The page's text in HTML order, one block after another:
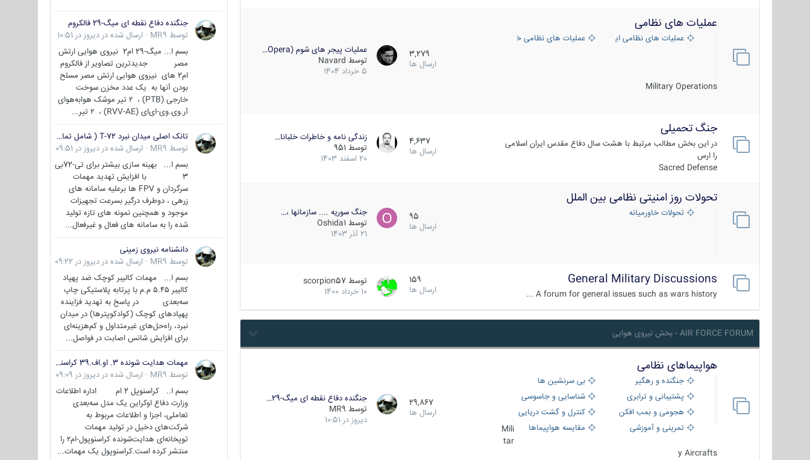
عملیات های نظامی
عملیات های نظامی ایران عملیات های نظامی خارجی
Military Operations
3,279
ارسال ها
عملیات پیجر های شوم (Opera…
توسط Navard
5 خرداد 1404
جنگ تحمیلی
در این بخش مطالب مرتبط با هشت سال دفاع مقدس ایران اسلامی
را ارس
Sacred Defense
4,637
ارسال ها
زندگی نامه و خاطرات خلبانا…
توسط 951
20 اسفند 1403
تحولات روز امنیتی نظامی بین الملل
تحولات خاورمیانه
95
ارسال ها
جنگ سوریه .... سازمانها ،…
توسط Oshida1
21 آذر 1403
General Military Discussions
A forum for general issues such as wars history ...
159
ارسال ها
توسط scorpion57
10 خرداد 1400
AIR FORCE FORUM - بخش نیروی هوایی
هواپیماهای نظامی
جنگنده و رهگیر
بی سرنشین ها
پشتیبانی و ترابری
شناسایی و جاسوسی
هجومی و بمب افکن
کنترل و گشت دریایی
تمرینی و آموزشی
مقایسه هواپیماها
Mili
tar
y Aircrafts
29,867
ارسال ها
جنگنده دفاع نقطه ای میگ-29…
توسط MR9
دیروز در 10:51
جنگنده دفاع نقطه ای میگ-29 فالکروم
توسط MR9
· ارسال شده در دیروز در 10:51
بسم ا... میگ-29 ام2 نیروی هوایی ارتش
مصر جدیدترین تصاویر از فالکروم
ام2 های نیروی هوایی ارتش مصر مسلح
بودن آنها به یک عدد مخزن سوخت
خارجی (PTB) ، ۲ تیر موشک هوابه‌هوای
آر.وی.وی-ای‌ای (RVV-AE) ، ۲ تیر...
تانک اصلی میدان نبرد T-72 ( شامل تمامی گونه ها )
توسط MR9
· ارسال شده در دیروز در 09:51
بسم ا... بهینه سازی بیشتر برای تی-72بی
3 با افزایش تهدید مهمات
سرگردان و FPV ها برعلیه سامانه های
زرهی ، دوطرف درگیر بسرعت تجهیزات
موجود و همچنین نمونه های تازه تولید
شده را به سامانه های فعال و غیرفعال...
دانشنامه نیروی زمینی
توسط MR9
· ارسال شده در دیروز در 09:22
بسم ا... مهمات کالیبر کوچک ضد پهپاد
کالیبر ۵.۴۵ م.م با پرتابه پلاستیکی چاپ
سه‌بعدی در پاسخ به تهدید فزاینده
پهپادهای کوچک (کوادکوپترها) در میدان
نبرد، راه‌حل‌های غیرمتداول و کم‌هزینه‌ای
برای افزایش شانس اصابت در فواصل...
مهمات هدایت شونده 3. او.اف.39 کراسنوپل/بصیر( Krasnopol 3OF39 )
توسط MR9
· ارسال شده در دیروز در 09:09
بسم ا.. کراسنوپل 2 ام اداره اطلاعات
وزارت دفاع اوکراین یک مدل سه‌بعدی
تعاملی، اجزا و اطلاعات مربوط به
شرکت‌های دخیل در تولید مهمات
توپخانه‌ای هدایت‌شونده کراسنوپول-ام۲ را
منتشر کرده است.کراسنوپول یک مهمات...